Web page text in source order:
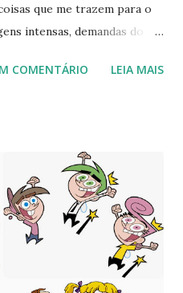
que me trazem para o
intensas, demandas do
qual caminho devo seguir,
te encontrar. faço
castelo visual, mas me
você está mais perto
falta. agora parece não
é como o céu em
para iluminar, difuso o
COMENTÁRIO LEIA MAIS